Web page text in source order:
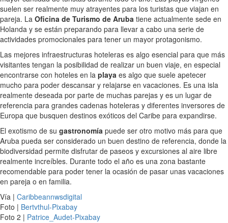
suelen ser realmente muy atrayentes para los turistas que viajan en
pareja. La Oficina de Turismo de Aruba tiene actualmente sede en
Holanda y se están preparando para llevar a cabo una serie de
actividades promocionales para tener un mayor protagonismo.
Las mejores infraestructuras hoteleras es algo esencial para que más
visitantes tengan la posibilidad de realizar un buen viaje, en especial
encontrarse con hoteles en la playa es algo que suele apetecer
mucho para poder descansar y relajarse en vacaciones. Es una isla
realmente deseada por parte de muchas parejas y es un lugar de
referencia para grandes cadenas hoteleras y diferentes inversores de
Europa que busquen destinos exóticos del Caribe para expandirse.
El exotismo de su gastronomía puede ser otro motivo más para que
Aruba pueda ser considerado un buen destino de referencia, donde la
biodiversidad permite disfrutar de paseos y excursiones al aire libre
realmente increíbles. Durante todo el año es una zona bastante
recomendable para poder tener la ocasión de pasar unas vacaciones
en pareja o en familia.
Vía | Caribbeannwsdigital
Foto | Bertvthul-Pixabay
Foto 2 | Patrice_Audet-Pixabay